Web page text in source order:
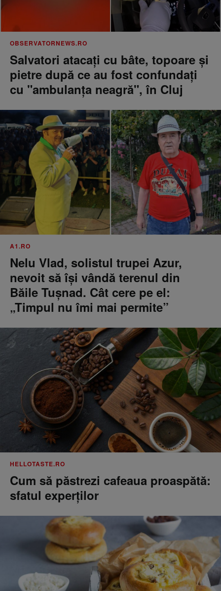
OBSERVATORNEWS.RO
Salvatori atacaţi cu bâte, topoare şi
pietre după ce au fost confundaţi
cu "ambulanţa neagră", în Cluj
A1.RO
Nelu Vlad, solistul trupei Azur,
nevoit să își vândă terenul din
Băile Tușnad. Cât cere pe el:
„Timpul nu îmi mai permite”
HELLOTASTE.RO
Cum să păstrezi cafeaua proaspătă:
sfatul experților